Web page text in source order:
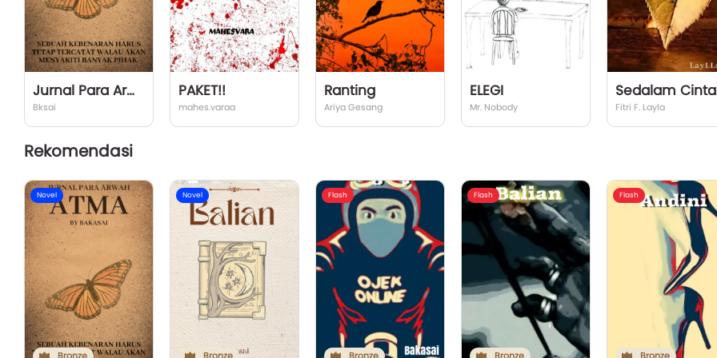
Jurnal Para Arwah: ATMA
Bksai
PAKET!!
mahes.varaa
Ranting
Ariya Gesang
ELEGI
Mr. Nobody Fitri F. Layla
Rekomendasi
Novel Novel Flash Flash Flash